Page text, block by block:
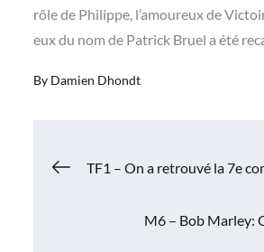
rôle de Philippe, l’amoureux de
eux du nom de Patrick Bruel a été
By Damien Dhondt
Navigation
TF1 – On a retrouvé la 7e
M6 – Bob Marley: